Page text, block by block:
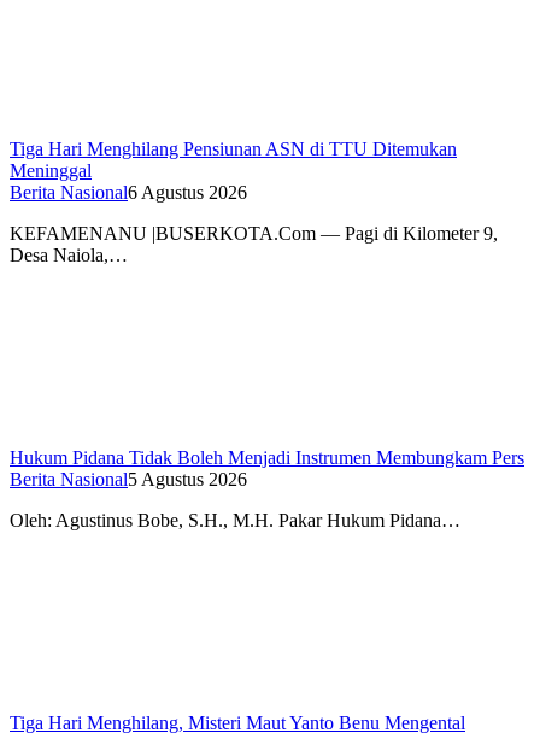
Tiga Hari Menghilang Pensiunan ASN di TTU Ditemukan
Meninggal
Berita Nasional6 Agustus 2026
KEFAMENANU |BUSERKOTA.Com — Pagi di Kilometer 9,
Desa Naiola,…
Hukum Pidana Tidak Boleh Menjadi Instrumen Membungkam Pers
Berita Nasional5 Agustus 2026
Oleh: Agustinus Bobe, S.H., M.H. Pakar Hukum Pidana…
Tiga Hari Menghilang, Misteri Maut Yanto Benu Mengental